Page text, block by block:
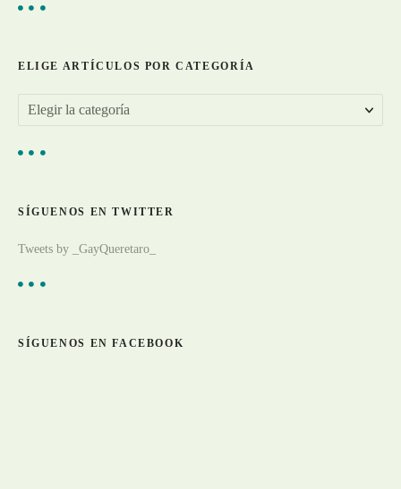
a
d
ELIGE ARTÍCULOS POR CATEGORÍA
E
e
a
c
SÍGUENOS EN TWITTER
Tweets by _GayQueretaro_
SÍGUENOS EN FACEBOOK